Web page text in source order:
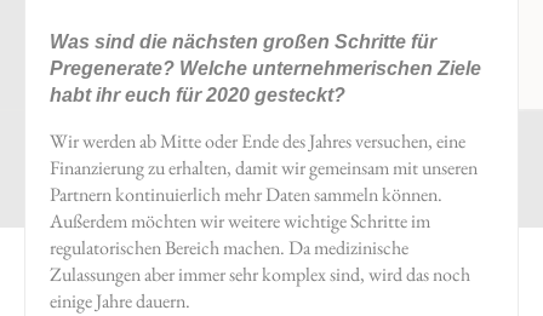
Was sind die nächsten großen Schritte für
Pregenerate? Welche unternehmerischen Ziele
habt ihr euch für 2020 gesteckt?
Wir werden ab Mitte oder Ende des Jahres versuchen, eine
Finanzierung zu erhalten, damit wir gemeinsam mit unseren
Partnern kontinuierlich mehr Daten sammeln können.
Außerdem möchten wir weitere wichtige Schritte im
regulatorischen Bereich machen. Da medizinische
Zulassungen aber immer sehr komplex sind, wird das noch
einige Jahre dauern.